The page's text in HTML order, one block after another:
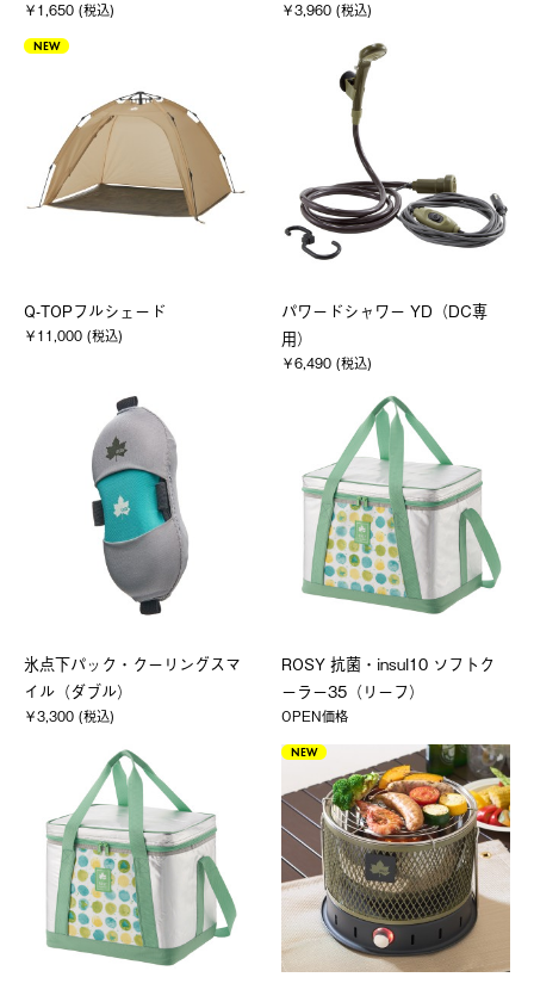
￥1,650 (税込) ￥3,960 (税込)
NEW
Q-TOPフルシェード
￥11,000 (税込)
パワードシャワー YD（DC専
用）
￥6,490 (税込)
氷点下パック・クーリングスマ
イル（ダブル）
￥3,300 (税込)
ROSY 抗菌・insul10 ソフトク
ーラー35（リーフ）
OPEN価格
NEW